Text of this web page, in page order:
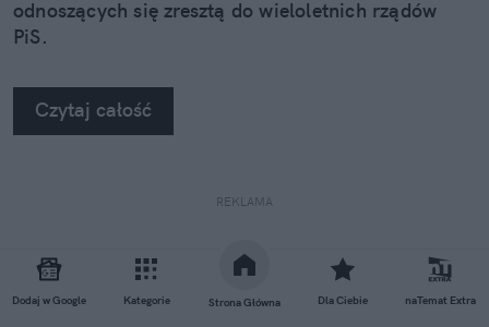
Dodaj w Google Kategorie Strona Główna Dla Ciebie naTemat Extra
odnoszących się zresztą do wieloletnich rządów
PiS.
Czytaj całość
REKLAMA